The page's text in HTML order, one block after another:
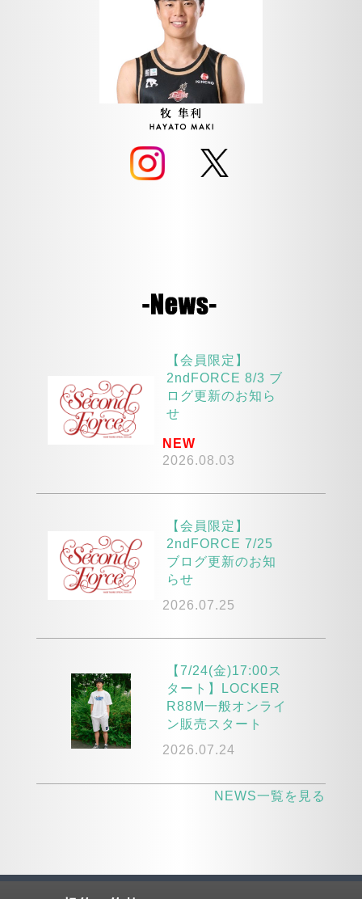
NEW
2026.08.03
【会員限定】
2ndFORCE 8/3 ブ
ログ更新のお知ら
せ
2026.07.25
【会員限定】
2ndFORCE 7/25
ブログ更新のお知
らせ
2026.07.24
【7/24(金)17:00ス
タート】LOCKER
R88M一般オンライ
ン販売スタート
NEWS一覧を見る